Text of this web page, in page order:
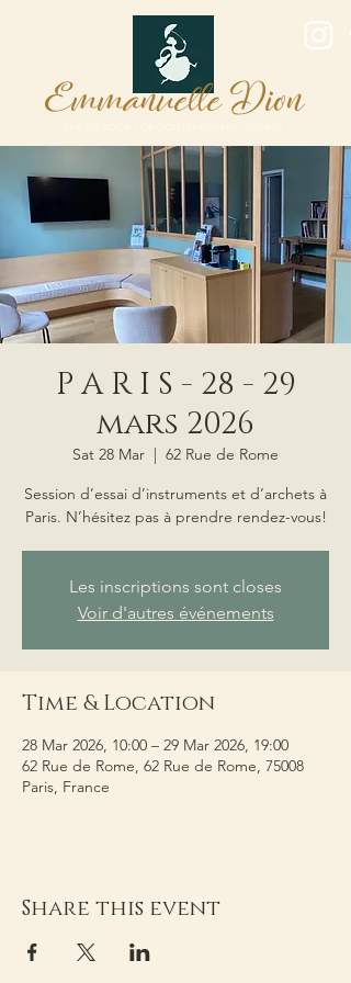
EmmanuelleDion
P A R I S - 28 - 29
mars 2026
Sat 28 Mar
  |
62 Rue de Rome
Session d’essai d’instruments et d’archets à
Paris. N’hésitez pas à prendre rendez-vous!
Les inscriptions sont closes
Voir d'autres événements
Time & Location
28 Mar 2026, 10:00 – 29 Mar 2026, 19:00
62 Rue de Rome, 62 Rue de Rome, 75008
Paris, France
Share this event